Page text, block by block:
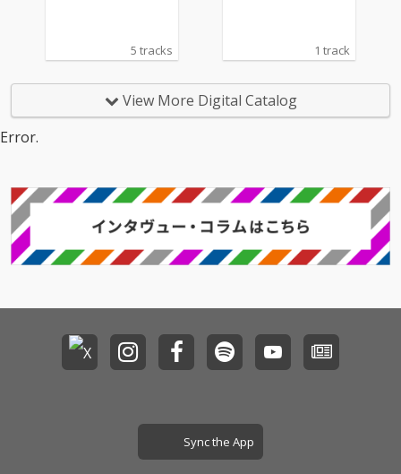
5 tracks 1 track
View More Digital Catalog
Error.
Sync the App